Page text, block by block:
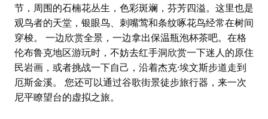
节，周围的石楠花丛生，色彩斑斓，芬芳四溢。这里也是
观鸟者的天堂，银眼鸟、刺嘴莺和条纹啄花鸟经常在树间
穿梭。 一边欣赏全景，一边拿出保温瓶泡杯茶吧。在格
伦布鲁克地区游玩时，不妨去红手洞欣赏一下迷人的原住
民岩画，或者挑战一下自己，沿着杰克·埃文斯步道走到
厄斯金溪。 您还可以通过谷歌街景徒步旅行器，来一次
尼平瞭望台的虚拟之旅。